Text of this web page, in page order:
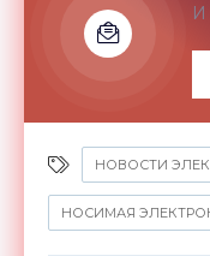
И
НОВОСТИ
НОСИМАЯ